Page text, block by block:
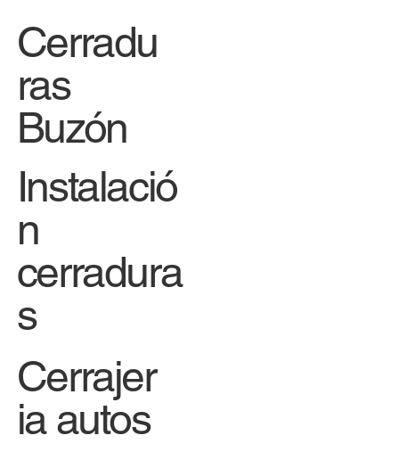
Cerradu
ras
Buzón
Instalació
n
cerradura
s
Cerrajer
ia autos